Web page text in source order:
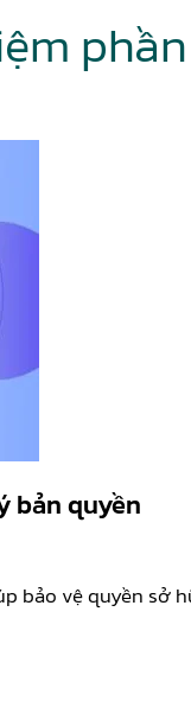
bản quyền
bảo vệ quyền sở